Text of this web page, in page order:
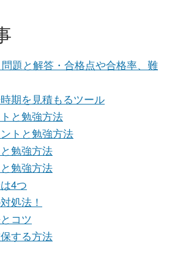
題と解答・合格点や合格率、難
期を見積もるツール
と勉強方法
トと勉強方法
勉強方法
勉強方法
4つ
処法！
コツ
する方法